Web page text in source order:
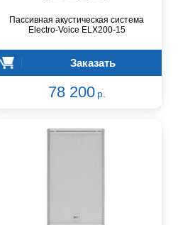
Пассивная акустическая система
Electro-Voice ELX200-15
Заказать
78 200 р.